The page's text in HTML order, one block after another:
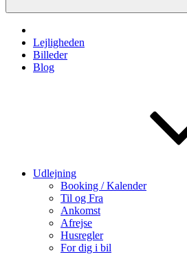
Lejligheden
Billeder
Blog
Udlejning
Booking / Kalender
Til og Fra
Ankomst
Afrejse
Husregler
For dig i bil